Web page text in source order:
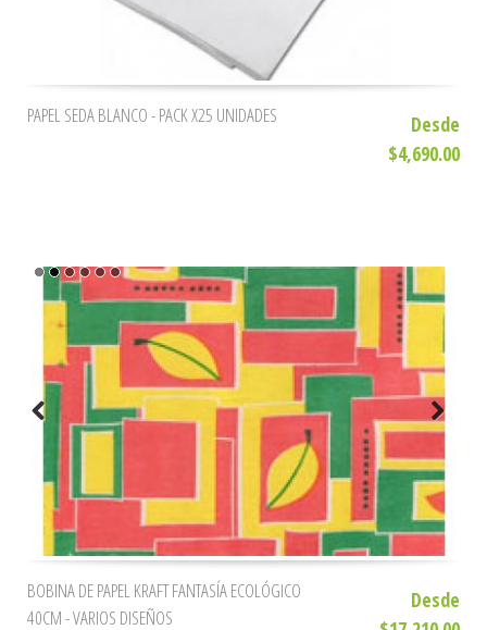
PAPEL SEDA BLANCO - PACK X25 UNIDADES
Desde
$4,690.00
BOBINA DE PAPEL KRAFT FANTASÍA ECOLÓGICO
40CM - VARIOS DISEÑOS
Desde